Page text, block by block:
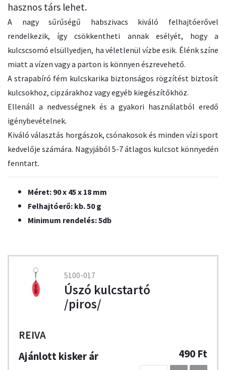
hasznos társ lehet.
A nagy sűrűségű habszivacs kiváló felhajtóerővel
rendelkezik, így csökkentheti annak esélyét, hogy a
kulcscsomó elsüllyedjen, ha véletlenül vízbe esik. Élénk színe
miatt a vízen vagy a parton is könnyen észrevehető.
A strapabíró fém kulcskarika biztonságos rögzítést biztosít
kulcsokhoz, cipzárakhoz vagy egyéb kiegészítőkhöz.
Ellenáll a nedvességnek és a gyakori használatból eredő
igénybevételnek.
Kiváló választás horgászok, csónakosok és minden vízi sport
kedvelője számára. Nagyjából 5-7 átlagos kulcsot könnyedén
fenntart.
Méret: 90 x 45 x 18 mm
Felhajtóerő: kb. 50 g
Minimum rendelés: 5db
5100-017
Úszó kulcstartó
/piros/
REIVA
490 Ft